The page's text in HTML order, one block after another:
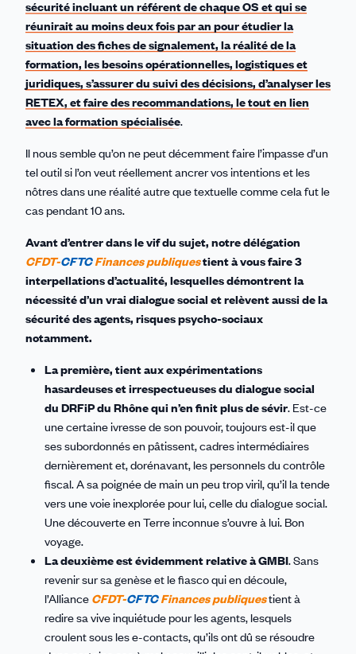
sécurité incluant un référent de chaque OS et qui se
réunirait au moins deux fois par an pour étudier la
situation des fiches de signalement, la réalité de la
formation, les besoins opérationnelles, logistiques et
juridiques, s’assurer du suivi des décisions, d’analyser les
RETEX, et faire des recommandations, le tout en lien
avec la formation spécialisée.
Il nous semble qu’on ne peut décemment faire l’impasse d’un
tel outil si l’on veut réellement ancrer vos intentions et les
nôtres dans une réalité autre que textuelle comme cela fut le
cas pendant 10 ans.
Avant d’entrer dans le vif du sujet, notre délégation
CFDT-CFTCFinances publiquestient à vous faire 3
interpellations d’actualité, lesquelles démontrent la
nécessité d’un vrai dialogue social et relèvent aussi de la
sécurité des agents, risques psycho-sociaux
notamment.
La première, tient aux expérimentations
hasardeuses et irrespectueuses du dialogue social
du DRFiP du Rhône qui n’en finit plus de sévir. Est-ce
une certaine ivresse de son pouvoir, toujours est-il que
ses subordonnés en pâtissent, cadres intermédiaires
dernièrement et, dorénavant, les personnels du contrôle
fiscal. A sa poignée de main un peu trop viril, qu’il la tende
vers une voie inexplorée pour lui, celle du dialogue social.
Une découverte en Terre inconnue s’ouvre à lui. Bon
voyage.
La deuxièmeest évidemment relative à GMBI. Sans
revenir sur sa genèse et le fiasco qui en découle,
l’Alliance CFDT-CFTCFinances publiquestient à
redire sa vive inquiétude pour les agents, lesquels
croulent sous les e-contacts, qu’ils ont dû se résoudre